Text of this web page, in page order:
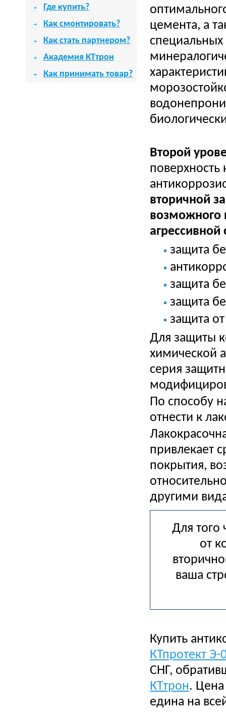
Где купить?
Как смонтировать?
Как стать партнером?
Академия КТтрон
Как принимать товар?
цемента, а
Второй
вторичной
возможного
защита
защита
защита
защита
Для защиты
химической
серия
По способу
отнести к
привлекает
покрытия,
другими
Для того
от
ваша
Купить
КТпротект Э-
СНГ,
КТтрон.
едина на